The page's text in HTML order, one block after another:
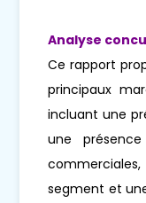
Analyse
Ce rapport
principaux
incluant une
une
segment et